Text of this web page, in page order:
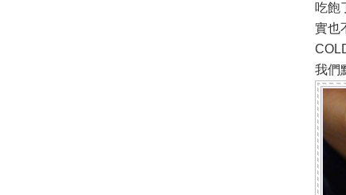
吃飽
實也
我們